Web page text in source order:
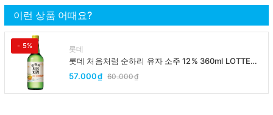
이런 상품 어때요?
- 5% 롯데
롯데 처음처럼 순하리 유자 소주 12% 360ml LOTTE
Chumchurum vi thanh yen/cam
57.000₫ 60.000₫